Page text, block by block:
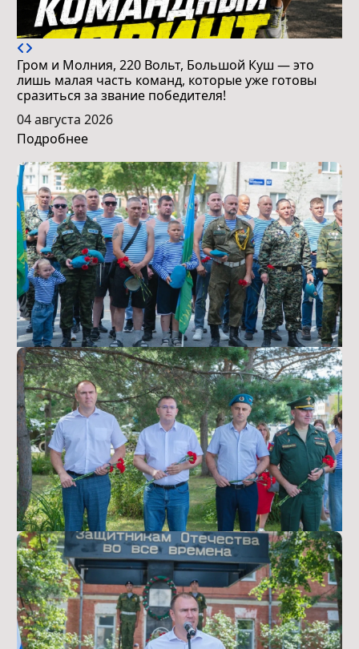
Гром и Молния, 220 Вольт, Большой Куш — это
лишь малая часть команд, которые уже готовы
сразиться за звание победителя!
04 августа 2026
Подробнее